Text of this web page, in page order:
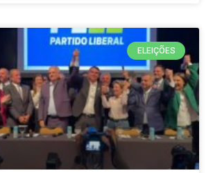
ELEIÇÕES